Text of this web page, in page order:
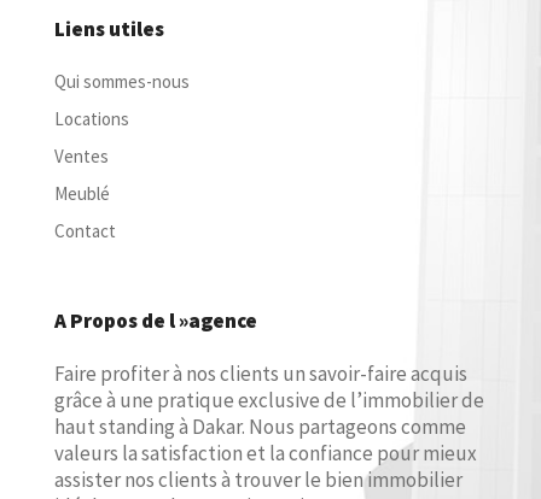
Liens utiles
Qui sommes-nous
Locations
Ventes
Meublé
Contact
A Propos de l »agence
Faire profiter à nos clients un savoir-faire acquis
grâce à une pratique exclusive de l’immobilier de
haut standing à Dakar. Nous partageons comme
valeurs la satisfaction et la confiance pour mieux
assister nos clients à trouver le bien immobilier